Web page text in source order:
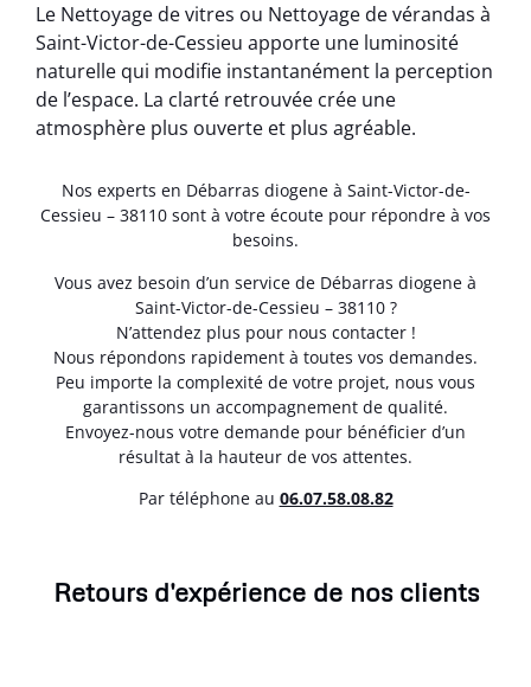
Le Nettoyage de vitres ou Nettoyage de vérandas à
Saint-Victor-de-Cessieu apporte une luminosité
naturelle qui modifie instantanément la perception
de l’espace. La clarté retrouvée crée une
atmosphère plus ouverte et plus agréable.
Nos experts en Débarras diogene à Saint-Victor-de-
Cessieu – 38110 sont à votre écoute pour répondre à vos
besoins.
Vous avez besoin d’un service de Débarras diogene à
Saint-Victor-de-Cessieu – 38110 ?
N’attendez plus pour nous contacter !
Nous répondons rapidement à toutes vos demandes.
Peu importe la complexité de votre projet, nous vous
garantissons un accompagnement de qualité.
Envoyez-nous votre demande pour bénéficier d’un
résultat à la hauteur de vos attentes.
Par téléphone au 06.07.58.08.82
Retours d'expérience de nos clients